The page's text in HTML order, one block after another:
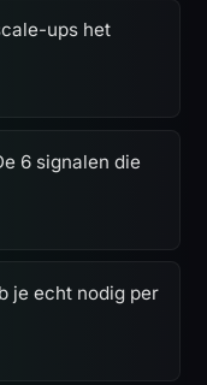
ups het
6 signalen die
je echt nodig per